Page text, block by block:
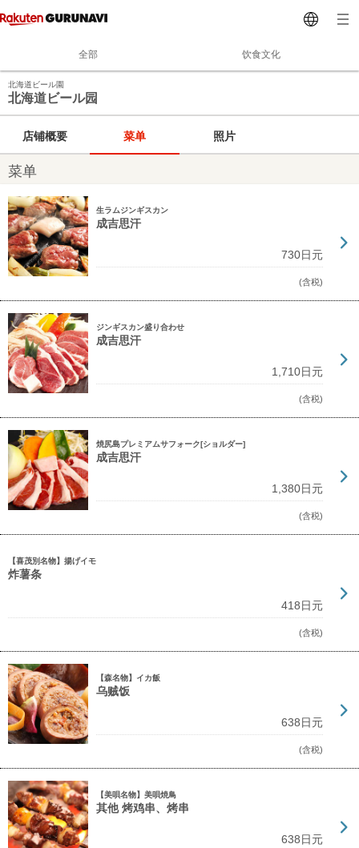
全部 饮食文化
北海道ビール園
北海道ビール园
店铺概要 菜单 照片
菜单
生ラムジンギスカン
成吉思汗
730日元
(含税)
ジンギスカン盛り合わせ
成吉思汗
1,710日元
(含税)
焼尻島プレミアムサフォーク[ショルダー]
成吉思汗
1,380日元
(含税)
【喜茂別名物】揚げイモ
炸薯条
418日元
(含税)
【森名物】イカ飯
乌贼饭
638日元
(含税)
【美唄名物】美唄焼鳥
其他 烤鸡串、烤串
638日元